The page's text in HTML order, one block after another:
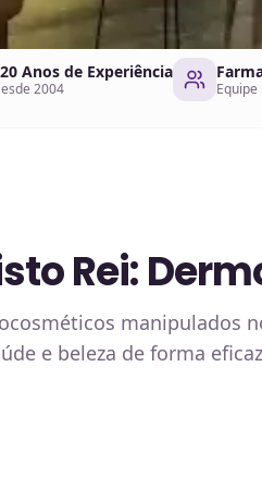
Anos de Experiência
2004
Rei:
manipulados
e beleza de forma